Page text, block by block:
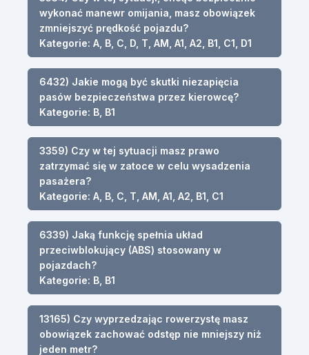
wykonać manewr omijania, masz obowiązek
zmniejszyć prędkość pojazdu?
Kategorie: A, B, C, D, T, AM, A1, A2, B1, C1, D1
6432) Jakie mogą być skutki niezapięcia
pasów bezpieczeństwa przez kierowcę?
Kategorie: B, B1
3359) Czy w tej sytuacji masz prawo
zatrzymać się w zatoce w celu wysadzenia
pasażera?
Kategorie: A, B, C, T, AM, A1, A2, B1, C1
6339) Jaką funkcję spełnia układ
przeciwblokujący (ABS) stosowany w
pojazdach?
Kategorie: B, B1
13165) Czy wyprzedzając rowerzystę masz
obowiązek zachować odstęp nie mniejszy niż
jeden metr?